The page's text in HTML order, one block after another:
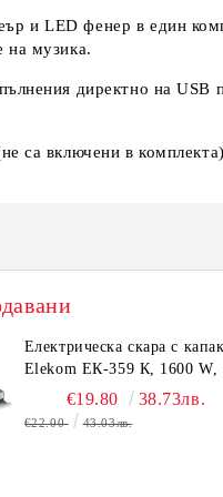
и LED фенер в един
на музика.
директно на
са включени в
Кана Elekom
1600 N, 1,6L,1500W, Цял
вътрешен иноксов
€15.50 30.32лв.
Електрическа скара с капак
Elekom ЕК-359 К, 1600 W,
бр. неръждаеми тръбни
нагревятеля
€19.80 38.73лв.
€22.00 43.03лв.